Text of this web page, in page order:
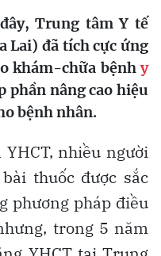
Trung tâm Y tế
Lai) đã tích cực ứng
khám-chữa bệnhy
phần nâng cao hiệu
bệnh nhân.
nhiều người
thuốc được sắc
phương pháp điều
trong 5 năm